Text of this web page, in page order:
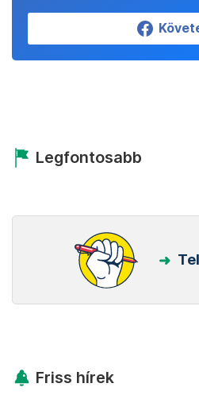
Legfontosabb
Friss hírek